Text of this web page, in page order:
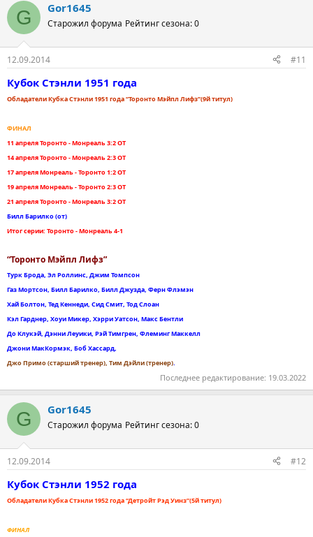
G Gor1645
Старожил форума Рейтинг сезона: 0
12.09.2014 #11
Кубок Стэнли 1951 года
Обладатели Кубка Стэнли 1951 года “Торонто Мэйпл Лифз”(9й титул)
ФИНАЛ
11 апреля Торонто - Монреаль 3:2 ОТ
14 апреля Торонто - Монреаль 2:3 ОТ
17 апреля Монреаль - Торонто 1:2 ОТ
19 апреля Монреаль - Торонто 2:3 ОТ
21 апреля Торонто - Монреаль 3:2 ОТ
Билл Барилко (от)
Итог серии: Торонто - Монреаль 4-1
“Торонто Мэйпл Лифз”
Турк Брода, Эл Роллинс, Джим Томпсон
Газ Мортсон, Билл Барилко, Билл Джузда, Ферн Флэмэн
Хай Болтон, Тед Кеннеди, Сид Смит, Тод Слоан
Кэл Гарднер, Хоуи Микер, Хэрри Уатсон, Макс Бентли
До Клукэй, Дэнни Леуики, Рэй Тимгрен, Флеминг Маккелл
Джони МакКормэк, Боб Хассард,
Джо Примо (старший тренер), Тим Дэйли (тренер)
Последнее редактирование: 19.03.2022
G Gor1645
Старожил форума Рейтинг сезона: 0
12.09.2014 #12
Кубок Стэнли 1952 года
Обладатели Кубка Стэнли 1952 года “Детройт Рэд Уинз”(5й титул)
ФИНАЛ